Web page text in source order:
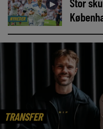
NYHEDER
►
TRANSFER